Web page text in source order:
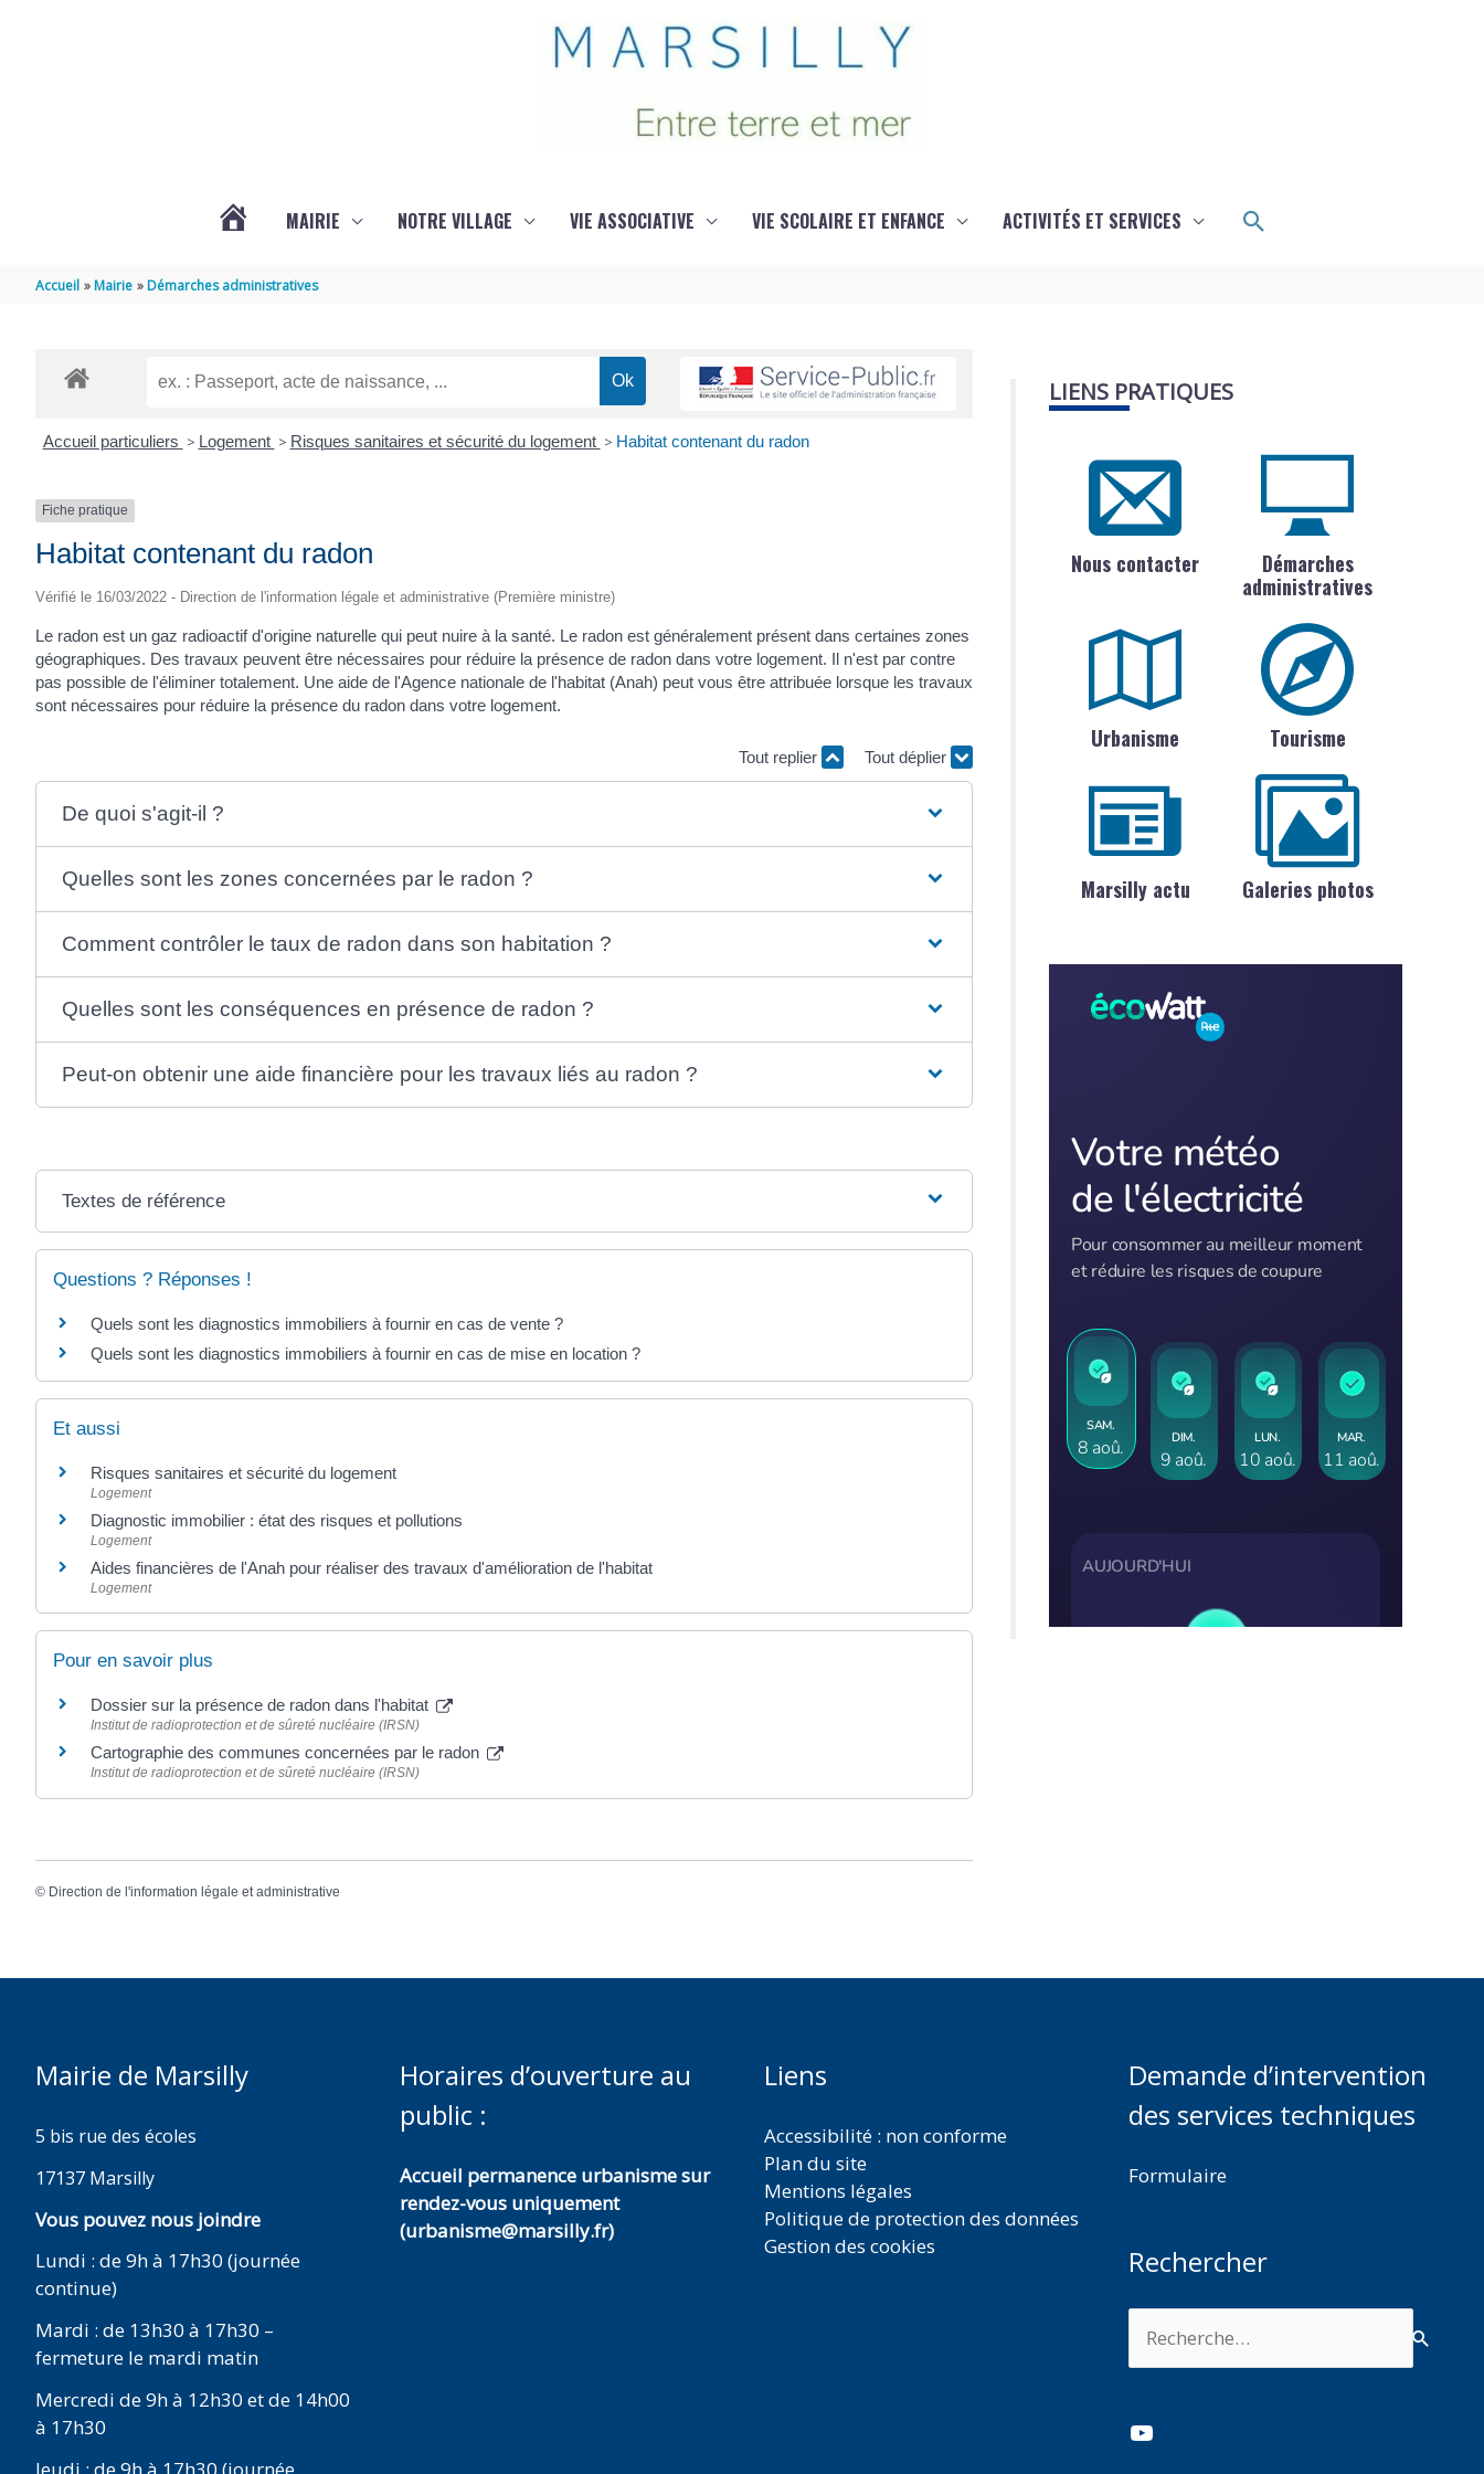
MARSILLY
MAIRIE NOTRE VILLAGE VIE ASSOCIATIVE VIE SCOLAIRE ET ENFANCE ACTIVITÉS ET SERVICES Rechercher
Accueil Mairie Démarches administratives
Accueil particuliers > Logement > Risques sanitaires et sécurité du logement > Habitat contenant du radon
Fiche pratique
Habitat contenant du radon
Vérifié le 16/03/2022 - Direction de l'information légale et administrative (Première ministre)
Le radon est un gaz radioactif d'origine naturelle qui peut nuire à la santé. Le radon est généralement présent dans certaines zones
géographiques. Des travaux peuvent être nécessaires pour réduire la présence de radon dans votre logement. Il n'est par contre
pas possible de l'éliminer totalement. Une aide de l'Agence nationale de l'habitat (Anah) peut vous être attribuée lorsque les travaux
sont nécessaires pour réduire la présence du radon dans votre logement.
Tout replier Tout déplier
De quoi s'agit-il ?
Quelles sont les zones concernées par le radon ?
Comment contrôler le taux de radon dans son habitation ?
Quelles sont les conséquences en présence de radon ?
Peut-on obtenir une aide financière pour les travaux liés au radon ?
Textes de référence
Questions ? Réponses !
Quels sont les diagnostics immobiliers à fournir en cas de vente ?
Quels sont les diagnostics immobiliers à fournir en cas de mise en location ?
Et aussi
Risques sanitaires et sécurité du logement
Logement
Diagnostic immobilier : état des risques et pollutions
Logement
Aides financières de l'Anah pour réaliser des travaux d'amélioration de l'habitat
Logement
Pour en savoir plus
Dossier sur la présence de radon dans l'habitat
Institut de radioprotection et de sûreté nucléaire (IRSN)
Cartographie des communes concernées par le radon
Institut de radioprotection et de sûreté nucléaire (IRSN)
© Direction de l'information légale et administrative
LIENS PRATIQUES
Nous contacter
Démarches
administratives
Urbanisme Tourisme
Marsilly actu Galeries photos
Mairie de Marsilly
5 bis rue des écoles
17137 Marsilly
Vous pouvez nous joindre
Lundi : de 9h à 17h30 (journée
continue)
Mardi : de 13h30 à 17h30 –
fermeture le mardi matin
Mercredi de 9h à 12h30 et de 14h00
à 17h30
Jeudi : de 9h à 17h30 (journée
Horaires d’ouverture au
public :
Accueil permanence urbanisme sur
rendez-vous uniquement
(urbanisme@marsilly.fr)
Liens
Accessibilité : non conforme
Plan du site
Mentions légales
Politique de protection des données
Gestion des cookies
Demande d’intervention
des services techniques
Formulaire
Rechercher
YouTube